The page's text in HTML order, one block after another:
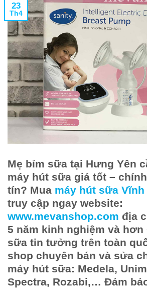
23
Th4
Mẹ bỉm sữa tại Hưng Yên
máy hút sữa giá tốt –
tín? Mua máy hút sữa Vĩnh
truy cập ngay website:
www.mevanshop.com địa
5 năm kinh nghiệm và hơn
sữa tin tưởng trên toàn
shop chuyên bán và sửa
máy hút sữa: Medela,
Spectra, Rozabi,… Đảm